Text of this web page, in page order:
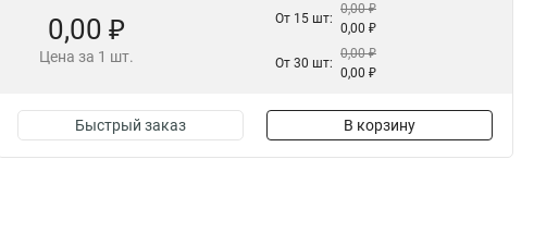
0,00 ₽
Цена за 1 шт.
От 15 шт:
0,00 ₽
0,00 ₽
От 30 шт:
0,00 ₽
0,00 ₽
Быстрый заказ В корзину